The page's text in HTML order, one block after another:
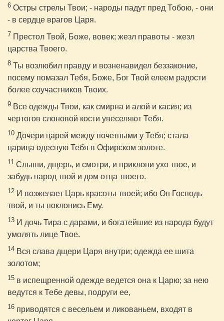
6 Остры стрелы Твои; - народы падут пред Тобою, - они
- в сердце врагов Царя.
7 Престол Твой, Боже, вовек; жезл правоты - жезл
царства Твоего.
8 Ты возлюбил правду и возненавидел беззаконие,
посему помазал Тебя, Боже, Бог Твой елеем радости
более соучастников Твоих.
9 Все одежды Твои, как смирна и алой и касия; из
чертогов слоновой кости увеселяют Тебя.
10 Дочери царей между почетными у Тебя; стала
царица одесную Тебя в Офирском золоте.
11 Слыши, дщерь, и смотри, и приклони ухо твое, и
забудь народ твой и дом отца твоего.
12 И возжелает Царь красоты твоей; ибо Он Господь
твой, и ты поклонись Ему.
13 И дочь Тира с дарами, и богатейшие из народа будут
умолять лице Твое.
14 Вся слава дщери Царя внутри; одежда ее шита
золотом;
15 в испещренной одежде ведется она к Царю; за нею
ведутся к Тебе девы, подруги ее,
16 приводятся с весельем и ликованьем, входят в